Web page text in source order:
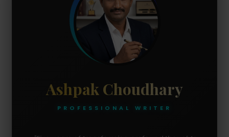
Ashpak Choudhary
PROFESSIONAL WRITER